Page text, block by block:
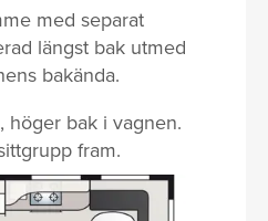
med separat
längst bak utmed
bakända.
höger bak i vagnen.
fram.